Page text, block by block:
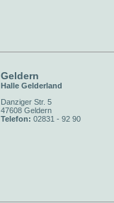
Geldern
Halle Gelderland
Danziger Str. 5
47608 Geldern
Telefon: 02831 - 92 90